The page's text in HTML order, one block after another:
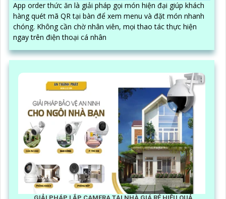
App order thức ăn là giải pháp gọi món hiện đại giúp khách
hàng quét mã QR tại bàn để xem menu và đặt món nhanh
chóng. Không cần chờ nhân viên, mọi thao tác thực hiện
ngay trên điện thoại cá nhân